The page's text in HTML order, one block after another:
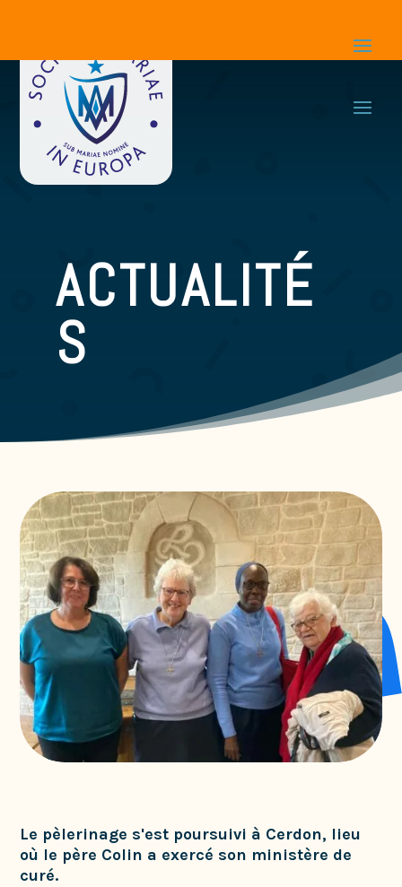
ACTUALITÉ
S
Jour 3 du pèlerinage : Cerdon
Non catégorisé
Le pèlerinage s'est poursuivi à Cerdon, lieu
où le père Colin a exercé son ministère de
curé.